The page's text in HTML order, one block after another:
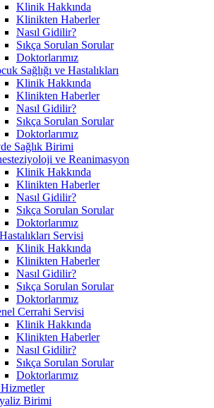
Klinik Hakkında
Klinikten Haberler
Nasıl Gidilir?
Sıkça Sorulan Sorular
Doktorlarımız
Sağlığı ve Hastalıkları
Klinik Hakkında
Klinikten Haberler
Nasıl Gidilir?
Sıkça Sorulan Sorular
Doktorlarımız
Sağlık Birimi
ve Reanimasyon
Klinik Hakkında
Klinikten Haberler
Nasıl Gidilir?
Sıkça Sorulan Sorular
Doktorlarımız
Servisi
Klinik Hakkında
Klinikten Haberler
Nasıl Gidilir?
Sıkça Sorulan Sorular
Doktorlarımız
Cerrahi Servisi
Klinik Hakkında
Klinikten Haberler
Nasıl Gidilir?
Sıkça Sorulan Sorular
Doktorlarımız
Birimi